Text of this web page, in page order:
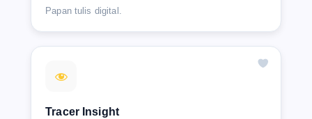
Papan tulis digital.
Tracer Insight